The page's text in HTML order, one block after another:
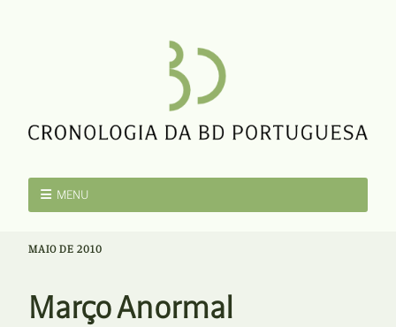
MENU
MAIO DE 2010
Março Anormal